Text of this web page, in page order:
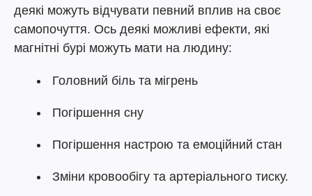
деякі можуть відчувати певний вплив на своє
самопочуття. Ось деякі можливі ефекти, які
магнітні бурі можуть мати на людину:
Головний біль та мігрень
Погіршення сну
Погіршення настрою та емоційний стан
Зміни кровообігу та артеріального тиску.